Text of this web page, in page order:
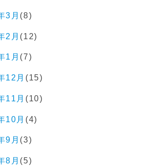
3月 (8)
2月 (12)
1月 (7)
12月 (15)
11月 (10)
10月 (4)
9月 (3)
8月 (5)